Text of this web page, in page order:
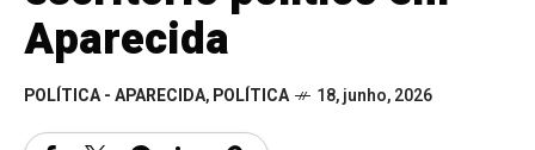
Aparecida
POLÍTICA - APARECIDA,POLÍTICA 18, junho, 2026